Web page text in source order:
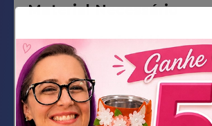
Material Necessário
Impressão dos Moldes
Feltro cinza claro, cinza
preto, branco e vermelho
zíper branco ou cinza